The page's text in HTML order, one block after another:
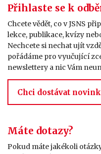
Přihlaste se k
Chcete vědět, co v JSNS
lekce, publikace, kvízy
Nechcete si nechat ujít
pořádáme pro vyučující
newslettery a nic Vám
Chci dostávat
Máte dotazy?
Pokud máte jakékoli